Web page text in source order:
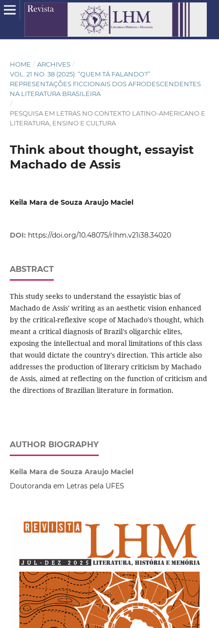
HOME / ARCHIVES /
VOL. 21 NO. 38 (2025): “QUEM TÁ FALANDO?”
REPRESENTAÇÕES FICCIONAIS DOS AFRODESCENDENTES
NA LITERATURA BRASILEIRA
/
PESQUISA EM LETRAS NO CONTEXTO LATINO-AMERICANO E
LITERATURA, ENSINO E CULTURA
Think about thought, essayist
Machado de Assis
Keila Mara de Souza Araujo Maciel
DOI: https://doi.org/10.48075/rlhm.v21i38.34020
ABSTRACT
This study seeks to understand the essayistic bias of
Machado de Assis' writing as an aesthetic vision enhanced
by the critical-reflexive scope of Machado's thought, which
meant a critical diagnosis of Brazil's oligarchic elites,
exposing the intellectual and moral limitations of this class
that would dictate the country's direction. This article also
addresses the production of literary criticism by Machado
de Assis, aimed at reflecting on the function of criticism and
the directions of Brazilian literature in formation.
AUTHOR BIOGRAPHY
Keila Mara de Souza Araujo Maciel
Doutoranda em Letras pela UFES